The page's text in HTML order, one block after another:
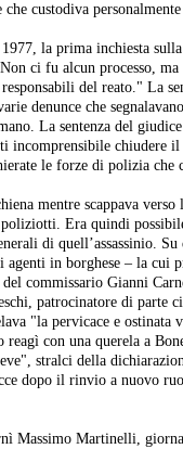
custodiva
la prima inchiesta
ci fu alcun processo,
del reato." La
denunce che
La sentenza del
incomprensibile chiudere
le forze di polizia che
mentre scappava
Era quindi
di quell’assassinio.
in borghese – la cui
commissario Gianni
patrocinatore di parte
"la pervicace e
reagì con una querela a
stralci della
dopo il rinvio a nuovo
Massimo Martinelli,